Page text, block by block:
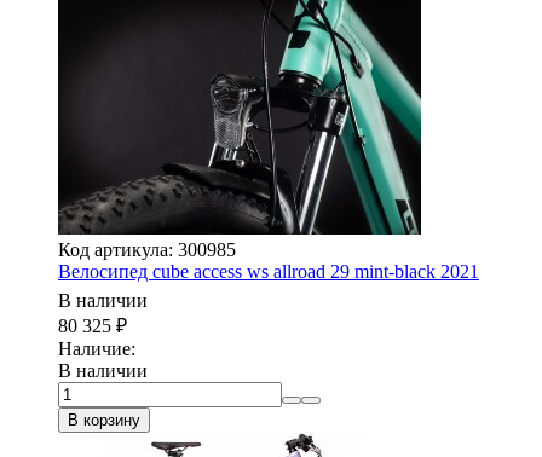
Код артикула: 300985
Велосипед cube access ws allroad 29 mint-black 2021
В наличии
80 325 ₽
Наличие:
В наличии
В корзину